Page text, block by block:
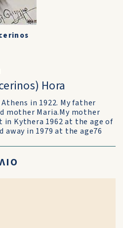
Hora
in 1922. My father
mother Maria.My mother
in Kythera 1962 at the age of
away in 1979 at the age76